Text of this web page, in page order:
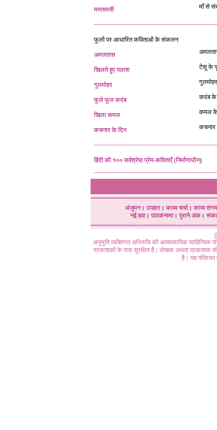
ममतामयी माँ से
फूलों पर आधारित कविताओं के संकलन
अमलतास
खिलते हुए पलाश टेसू के
गुलमोहर
फूले फूल कदंब कदंब के
खिला कमल कमल के
कचनार के दिन
हिंदी की १०० सर्वश्रेष्ठ प्रेम-कविताएँ (निर्माणाधीन)
अंजुमन।उपहार।काव्य चर्चा।काव्य संगम
नई हवा। पाठकनामा। पुराने अंक।
अनुभूति व्यक्तिगत अभिरुचि की अव्यवसायिक
प्रकाशकों के पास सुरक्षित हैं। लेखक अथवा प्रकाशक की
है। यह पत्रिका